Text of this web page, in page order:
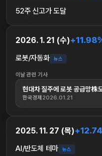
52주 신고가 도달
2026. 1. 21 (수)
로봇/자동화 뉴스
이날 관련 기사
현대차 질주에 로봇 공급망株
한국경제 2026.01.21
2025. 11. 27 (목)
AI/반도체 테마 뉴스